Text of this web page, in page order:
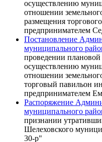
осуществлению
отношении
размещения
предпринимателем
Постановление
муниципального
проведении
осуществлению
отношении
торговый павильон
предпринимателем
Распоряжение
муниципального
признании
Шелеховского
30-р"